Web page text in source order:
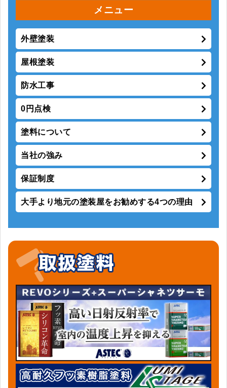
メニュー
外壁塗装
屋根塗装
防水工事
0円点検
塗料について
当社の強み
保証制度
大手より地元の塗装屋をお勧めする4つの理由